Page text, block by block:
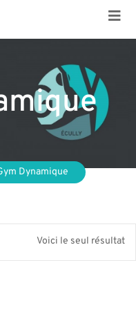
Dynamique
Voici le seul résultat